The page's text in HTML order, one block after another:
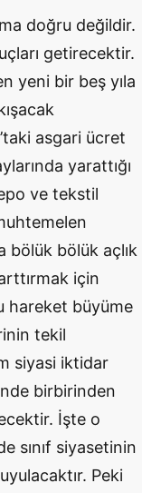
doğru değildir.
getirecektir.
yeni bir beş yıla
asgari ücret
yarattığı
ve tekstil
bölük bölük açlık
için
hareket büyüme
tekil
siyasi iktidar
birbirinden
İşte o
sınıf siyasetinin
Peki